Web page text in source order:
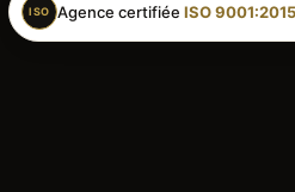
ISO Agence certifiée ISO 9001:2015